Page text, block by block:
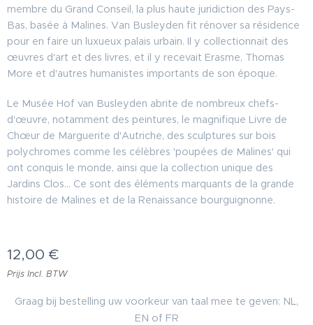
membre du Grand Conseil, la plus haute juridiction des Pays-
Bas, basée à Malines. Van Busleyden fit rénover sa résidence
pour en faire un luxueux palais urbain. Il y collectionnait des
œuvres d'art et des livres, et il y recevait Erasme, Thomas
More et d'autres humanistes importants de son époque.
Le Musée Hof van Busleyden abrite de nombreux chefs-
d'œuvre, notamment des peintures, le magnifique Livre de
Chœur de Marguerite d'Autriche, des sculptures sur bois
polychromes comme les célèbres 'poupées de Malines' qui
ont conquis le monde, ainsi que la collection unique des
Jardins Clos... Ce sont des éléments marquants de la grande
histoire de Malines et de la Renaissance bourguignonne.
12,00 €
Prijs Incl. BTW
Graag bij bestelling uw voorkeur van taal mee te geven: NL,
EN of FR